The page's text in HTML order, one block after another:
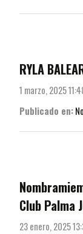
RYLA
1 marzo, 2025
Publicado en:
Club Palma
23 enero, 2025